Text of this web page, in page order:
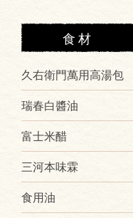
食材
久右衛門萬用高湯包
瑞春白醬油
富士米醋
三河本味霖
食用油